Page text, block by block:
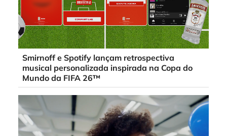
Smirnoff e Spotify lançam retrospectiva
musical personalizada inspirada na Copa do
Mundo da FIFA 26™